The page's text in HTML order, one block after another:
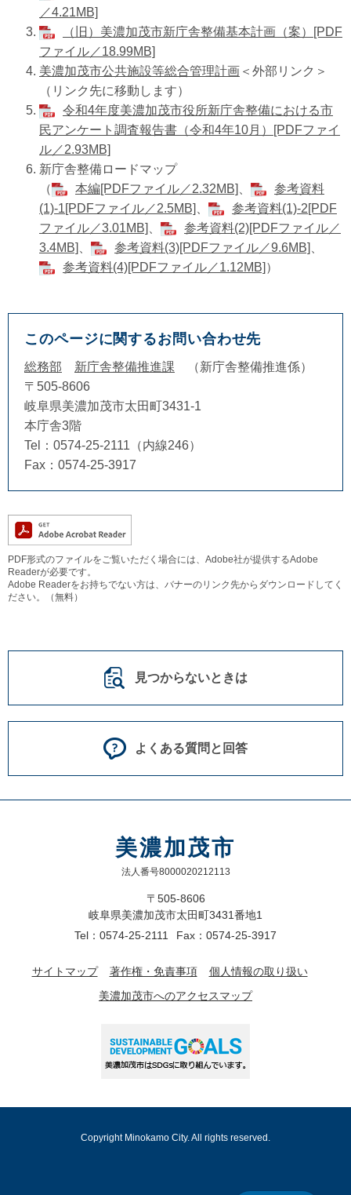
／4.21MB]
（旧）美濃加茂市新庁舎整備基本計画（案）[PDF
ファイル／18.99MB]
美濃加茂市公共施設等総合管理計画 ＜外部リンク＞
（リンク先に移動します）
令和4年度美濃加茂市役所新庁舎整備における市
民アンケート調査報告書（令和4年10月）[PDFファイ
ル／2.93MB]
新庁舎整備ロードマップ
（
本編[PDFファイル／2.32MB]
参考資料
(1)-1[PDFファイル／2.5MB]
​参考資料(1)-2[PDF
ファイル／3.01MB]
参考資料(2)[PDFファイル／
3.4MB]
​参考資料(3)[PDFファイル／9.6MB]
参考資料(4)[PDFファイル／1.12MB] ）​
このページに関するお問い合わせ先
総務部 新庁舎整備推進課
新庁舎整備推進係
〒505-8606
岐阜県美濃加茂市太田町3431-1
本庁舎3階
Tel：0574-25-2111（内線246）
Fax：0574-25-3917
PDF形式のファイルをご覧いただく場合には、Adobe社が提供するAdobe
Readerが必要です。
Adobe Readerをお持ちでない方は、バナーのリンク先からダウンロードしてく
ださい。（無料）
見つからないときは
よくある質問と回答
美濃加茂市
法人番号8000020212113
〒505-8606
岐阜県美濃加茂市太田町3431番地1
Tel：0574-25-2111
Fax：0574-25-3917
サイトマップ 著作権・免責事項
個人情報の取り扱い
美濃加茂市へのアクセスマップ
Copyright Minokamo City. All rights reserved.